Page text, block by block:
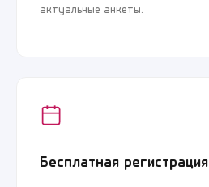
актуальные анкеты.
Бесплатная регистрация